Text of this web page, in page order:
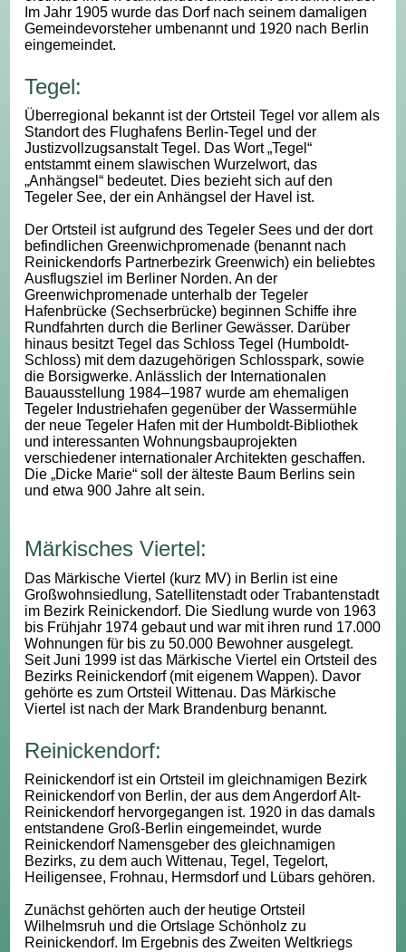
Im Jahr 1905 wurde das Dorf nach seinem damaligen
Gemeindevorsteher umbenannt und 1920 nach Berlin
eingemeindet.
Tegel:
Überregional bekannt ist der Ortsteil Tegel vor allem als
Standort des Flughafens Berlin-Tegel und der
Justizvollzugsanstalt Tegel. Das Wort „Tegel“
entstammt einem slawischen Wurzelwort, das
„Anhängsel“ bedeutet. Dies bezieht sich auf den
Tegeler See, der ein Anhängsel der Havel ist.
Der Ortsteil ist aufgrund des Tegeler Sees und der dort
befindlichen Greenwichpromenade (benannt nach
Reinickendorfs Partnerbezirk Greenwich) ein beliebtes
Ausflugsziel im Berliner Norden. An der
Greenwichpromenade unterhalb der Tegeler
Hafenbrücke (Sechserbrücke) beginnen Schiffe ihre
Rundfahrten durch die Berliner Gewässer. Darüber
hinaus besitzt Tegel das Schloss Tegel (Humboldt-
Schloss) mit dem dazugehörigen Schlosspark, sowie
die Borsigwerke. Anlässlich der Internationalen
Bauausstellung 1984–1987 wurde am ehemaligen
Tegeler Industriehafen gegenüber der Wassermühle
der neue Tegeler Hafen mit der Humboldt-Bibliothek
und interessanten Wohnungsbauprojekten
verschiedener internationaler Architekten geschaffen.
Die „Dicke Marie“ soll der älteste Baum Berlins sein
und etwa 900 Jahre alt sein.
Märkisches Viertel:
Das Märkische Viertel (kurz MV) in Berlin ist eine
Großwohnsiedlung, Satellitenstadt oder Trabantenstadt
im Bezirk Reinickendorf. Die Siedlung wurde von 1963
bis Frühjahr 1974 gebaut und war mit ihren rund 17.000
Wohnungen für bis zu 50.000 Bewohner ausgelegt.
Seit Juni 1999 ist das Märkische Viertel ein Ortsteil des
Bezirks Reinickendorf (mit eigenem Wappen). Davor
gehörte es zum Ortsteil Wittenau. Das Märkische
Viertel ist nach der Mark Brandenburg benannt.
Reinickendorf:
Reinickendorf ist ein Ortsteil im gleichnamigen Bezirk
Reinickendorf von Berlin, der aus dem Angerdorf Alt-
Reinickendorf hervorgegangen ist. 1920 in das damals
entstandene Groß-Berlin eingemeindet, wurde
Reinickendorf Namensgeber des gleichnamigen
Bezirks, zu dem auch Wittenau, Tegel, Tegelort,
Heiligensee, Frohnau, Hermsdorf und Lübars gehören.
Zunächst gehörten auch der heutige Ortsteil
Wilhelmsruh und die Ortslage Schönholz zu
Reinickendorf. Im Ergebnis des Zweiten Weltkriegs